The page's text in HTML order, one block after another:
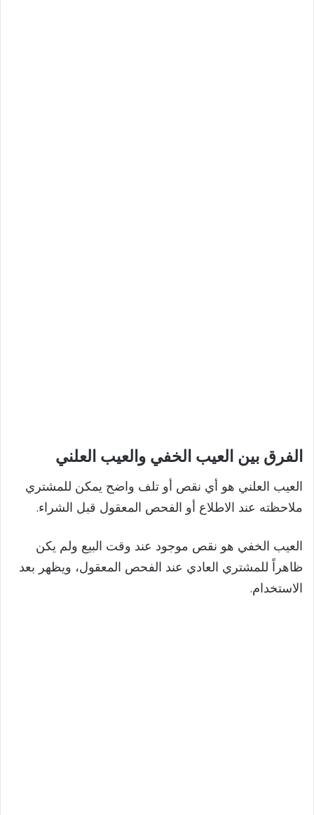
الفرق بين العيب الخفي والعيب العلني
العيب العلني هو أي نقص أو تلف واضح يمكن للمشتري
ملاحظته عند الاطلاع أو الفحص المعقول قبل الشراء.
العيب الخفي هو نقص موجود عند وقت البيع ولم يكن
ظاهراً للمشتري العادي عند الفحص المعقول، ويظهر بعد
الاستخدام.